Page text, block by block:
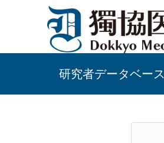
研究者データベース